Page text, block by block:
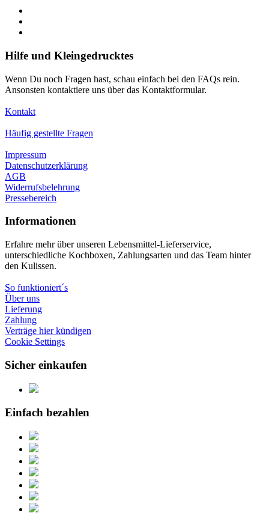
Hilfe und Kleingedrucktes
Wenn Du noch Fragen hast, schau einfach bei den FAQs rein.
Ansonsten kontaktiere uns über das Kontaktformular.
Kontakt
Häufig gestellte Fragen
Impressum
Datenschutzerklärung
AGB
Widerrufsbelehrung
Pressebereich
Informationen
Erfahre mehr über unseren Lebensmittel-Lieferservice,
unterschiedliche Kochboxen, Zahlungsarten und das Team hinter
den Kulissen.
So funktioniert´s
Über uns
Lieferung
Zahlung
Verträge hier kündigen
Cookie Settings
Sicher einkaufen
Einfach bezahlen